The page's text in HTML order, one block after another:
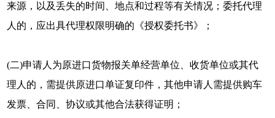
来源，以及丢失的时间、地点和过程等有关情况；委托代理
人的，应出具代理权限明确的《授权委托书》；
(二)申请人为原进口货物报关单经营单位、收货单位或其代
理人的，需提供原进口单证复印件，其他申请人需提供购车
发票、合同、协议或其他合法获得证明；